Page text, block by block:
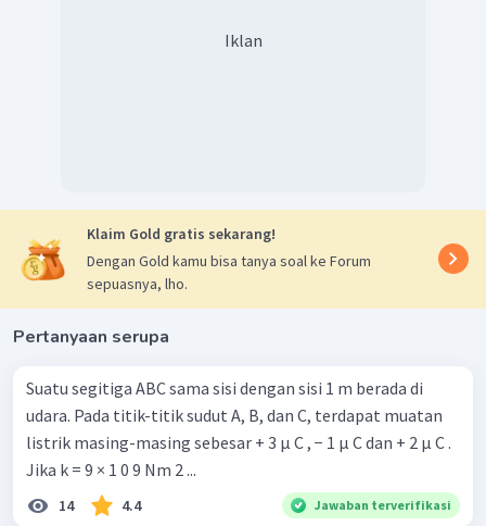
Dengan demikian, netto gaya pada muatan
Iklan
Klaim Gold gratis sekarang!
Dengan Gold kamu bisa tanya soal ke Forum
sepuasnya, lho.
Pertanyaan serupa
Suatu segitiga ABC sama sisi dengan sisi 1 m berada di
udara. Pada titik-titik sudut A, B, dan C, terdapat muatan
listrik masing-masing sebesar + 3 μ C , − 1 μ C dan + 2 μ C .
Jika k = 9 × 1 0 9 Nm 2 ...
14 4.4 Jawaban terverifikasi